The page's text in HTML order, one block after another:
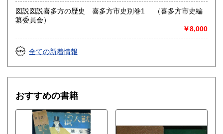
図説図説喜多方の歴史 喜多方市史別巻1 （喜多方市史編
纂委員会）
￥8,000
全ての新着情報
おすすめの書籍